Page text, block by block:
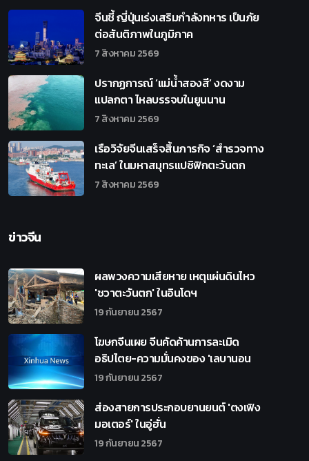
จีนชี้ ญี่ปุ่นเร่งเสริมกำลังทหาร เป็นภัย
ต่อสันติภาพในภูมิภาค
7 สิงหาคม 2569
ปรากฏการณ์ ‘แม่น้ำสองสี’ งดงาม
แปลกตา ไหลบรรจบในยูนนาน
7 สิงหาคม 2569
เรือวิจัยจีนเสร็จสิ้นภารกิจ ‘สำรวจทาง
ทะเล’ ในมหาสมุทรแปซิฟิกตะวันตก
7 สิงหาคม 2569
ข่าวจีน
ผลพวงความเสียหาย เหตุแผ่นดินไหว
'ชวาตะวันตก' ในอินโดฯ
19 กันยายน 2567
โฆษกจีนเผย จีนคัดค้านการละเมิด
อธิปไตย-ความมั่นคงของ 'เลบานอน
19 กันยายน 2567
ส่องสายการประกอบยานยนต์ 'ตงเฟิง
มอเตอร์' ในอู่ฮั่น
19 กันยายน 2567